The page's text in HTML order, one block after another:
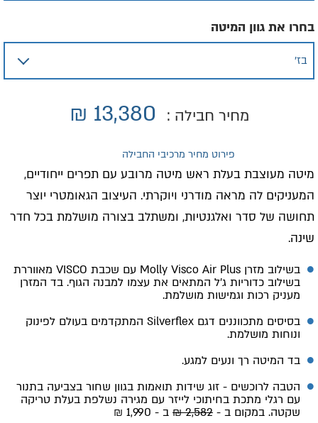
מיטה מעוצבת בעלת ראש מיטה מרובע עם תפרים ייחודיים,
המעניקים לה מראה מודרני ויוקרתי. העיצוב הגאומטרי יוצר
תחושה של סדר ואלגנטיות, ומשתלב בצורה מושלמת בכל חדר
שינה.
בשילוב מזרן Molly Visco Air Plus עם שכבת VISCO מאווררת
בשילוב כדוריות ג׳ל המתאים את עצמו למבנה הגוף. בד המזרן
מעניק רכות וגמישות מושלמת.
בסיסים מתכווננים דגם Silverflex המתקדמים בעולם לפינוק
ונוחות מושלמת.
בד המיטה רך ונעים למגע.
הטבה לרוכשים - זוג שידות תואמות בגוון שחור בצביעה בתנור
עם רגלי מתכת בחיתוכי לייזר עם מגירה נשלפת בעלת טריקה
שקטה. במקום ב - 2,582 ₪ ב - 1,990 ₪
בחרו את גוון המיטה
מחיר חבילה : 13,380
₪
פירוט מחיר מרכיבי החבילה